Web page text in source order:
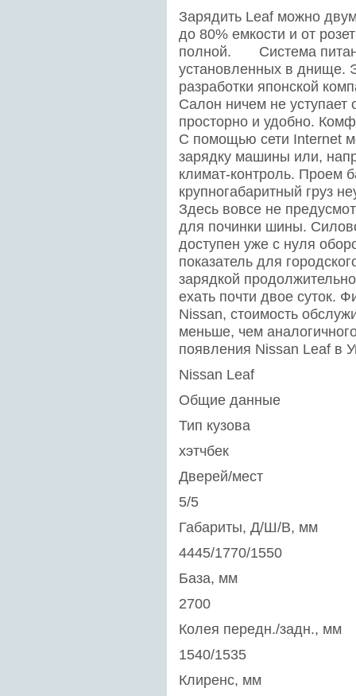
Зарядить Leaf можно
до 80% емкости и от
полной. Система
установленных в днище.
разработки японской
Салон ничем не
просторно и удобно.
С помощью сети Internet
зарядку машины или,
климат-контроль. Проем
крупногабаритный груз
Здесь вовсе не
для починки шины.
доступен уже с нуля
показатель для
зарядкой
ехать почти двое суток.
Nissan, стоимость
меньше, чем
появления Nissan Leaf в
Nissan Leaf
Общие данные
Тип кузова
хэтчбек
Дверей/мест
5/5
Габариты, Д/Ш/В, мм
4445/1770/1550
База, мм
2700
Колея передн./задн., мм
1540/1535
Клиренс, мм